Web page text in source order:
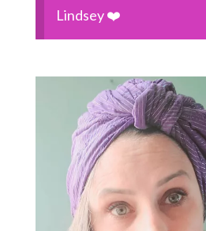
Lindsey ❤️